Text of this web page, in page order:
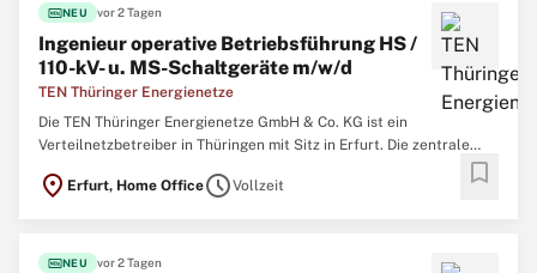
fiber_newNEU vor 2 Tagen
Ingenieur operative Betriebsführung HS /
110-kV- u. MS-Schaltgeräte m/w/d
TEN Thüringer Energienetze
Die TEN Thüringer Energienetze GmbH & Co. KG ist ein
Verteilnetzbetreiber in Thüringen mit Sitz in Erfurt. Die zentrale
sichere, effiziente und diskriminierungsfreie Bereitstellung sowohl
location_on Erfurt, Home OfficescheduleVollzeit bookmark
fiber_newNEU vor 2 Tagen